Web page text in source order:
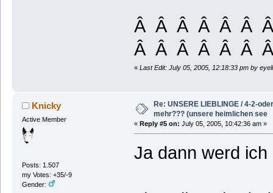
Â Â Â Â Â Â
Â Â Â Â Â Â
« Last Edit: July 05, 2005, 12:18:33 pm by
Knicky
Active Member
Posts: 1.507
my Votes: +35/-9
Gender:
Re: UNSERE LIEBLINGE / 4-2-
mehr??? (unsere heimlichen see
« Reply #5 on: July 05, 2005, 10:42:36 am »
Ja dann werd